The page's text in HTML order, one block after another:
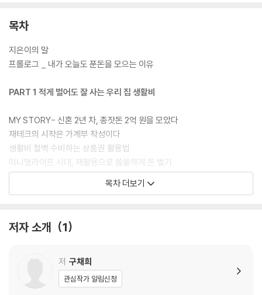
목차
지은이의 말
프롤로그 _ 내가 오늘도 푼돈을 모으는 이유
PART 1 적게 벌어도 잘 사는 우리 집 생활비
MY STORY- 신혼 2년 차, 종잣돈 2억 원을 모았다
재테크의 시작은 가계부 작성이다
생활비 철벽 수비하는 상품권 활용법
미니멀라이프 시대, 재활용으로 쏠쏠하게 돈 벌기
수상한 병원비, 손해 보지 않는 방법
줄줄 새는 아파트 관리비 1/3 줄이기
갈수록 늘어나는 통신비 30% 줄이기
우리 집 반려동물 돌봄비용 아끼는 법
PART 2 즐겁게 쓰면서도 알차게 돈 모으는 법
목차 더보기
저자 소개 1
저 구채희
관심작가 알림신청